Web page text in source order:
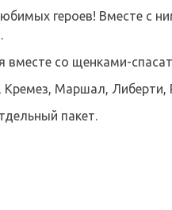
героев! Вместе с
вместе со щенками-
Кремез, Маршал, Либерти,
пакет.